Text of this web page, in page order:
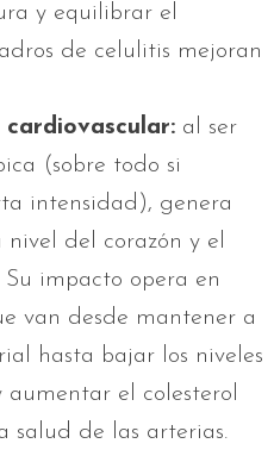
y equilibrar el
de celulitis mejoran
al ser
(sobre todo si
intensidad), genera
nivel del corazón y el
impacto opera en
van desde mantener a
hasta bajar los niveles
el colesterol
salud de las arterias.